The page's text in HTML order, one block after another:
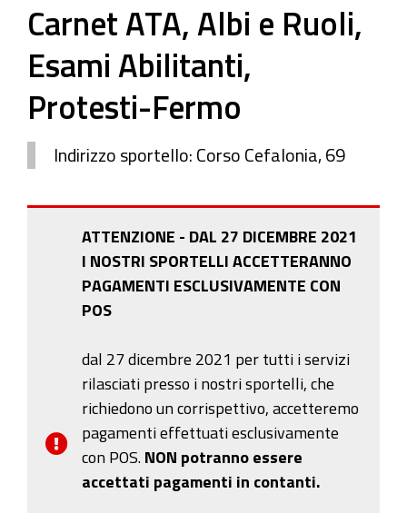
Carnet ATA, Albi e Ruoli,
Esami Abilitanti,
Protesti-Fermo
Indirizzo sportello: Corso Cefalonia, 69
ATTENZIONE - DAL 27 DICEMBRE 2021
I NOSTRI SPORTELLI ACCETTERANNO
PAGAMENTI ESCLUSIVAMENTE CON
POS
dal 27 dicembre 2021 per tutti i servizi
rilasciati presso i nostri sportelli, che
richiedono un corrispettivo, accetteremo
pagamenti effettuati esclusivamente
con POS. NON potranno essere
accettati pagamenti in contanti.